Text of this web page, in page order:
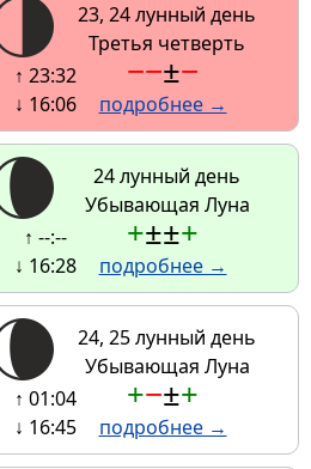
23, 24 лунный день
Третья четверть
↑ 23:32
↓ 16:06
−−±−
подробнее →
24 лунный день
Убывающая Луна
↑ --:--
↓ 16:28
+±±+
подробнее →
24, 25 лунный день
Убывающая Луна
↑ 01:04
↓ 16:45
+−±+
подробнее →